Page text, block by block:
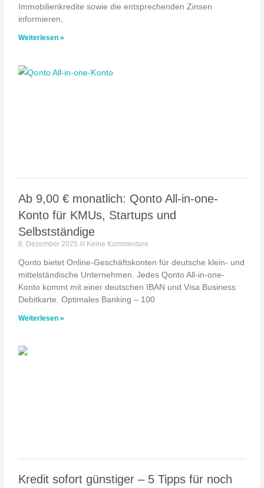
Immobilienkredite sowie die entsprechenden Zinsen
informieren,
Weiterlesen »
Ab 9,00 € monatlich: Qonto All-in-one-
Konto für KMUs, Startups und
Selbstständige
8. Dezember 2025 Keine Kommentare
Qonto bietet Online-Geschäftskonten für deutsche klein- und
mittelständische Unternehmen. Jedes Qonto All-in-one-
Konto kommt mit einer deutschen IBAN und Visa Business
Debitkarte. Optimales Banking – 100
Weiterlesen »
Kredit sofort günstiger – 5 Tipps für noch